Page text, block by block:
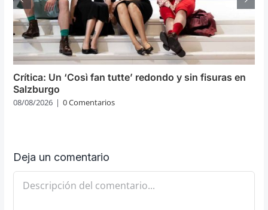
Crítica: Un ‘Così fan tutte’ redondo y sin fisuras en
Salzburgo
08/08/2026 | 0 Comentarios
Deja un comentario
Comentario